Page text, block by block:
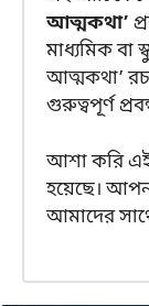
আত্মকথা’
মাধ্যমিক বা
আত্মকথা’
গুরুত্বপূর্ণ
আশা করি
হয়েছে।
আমাদের